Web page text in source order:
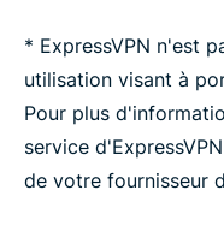
* ExpressVPN n'est
utilisation visant à
Pour plus
service
de votre fournisseur